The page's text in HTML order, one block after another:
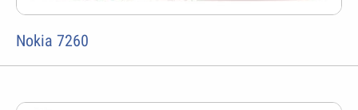
Nokia 7260